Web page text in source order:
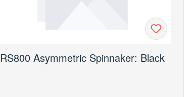
RS800 Asymmetric Spinnaker: Black